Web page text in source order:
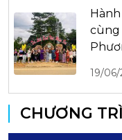
cùng
19/
CHƯƠNG